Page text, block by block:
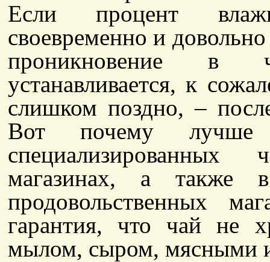
Если процент
своевременно и
проникновение в
устанавливается, к
слишком поздно, –
Вот почему
магазинах, а также
продовольственных
гарантия, что чай не
мылом, сыром, мясными